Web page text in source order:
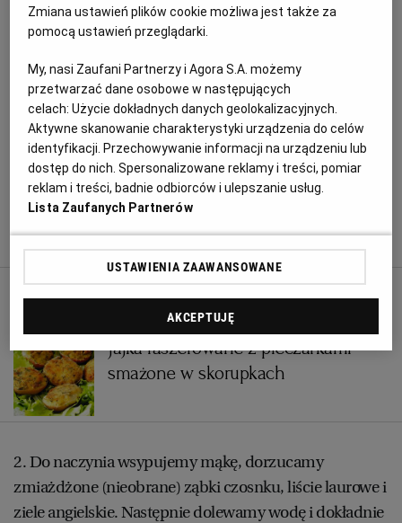
RYBNIK
RZESZÓW
SOSNOWIEC
SZCZECIN
TORUŃ
TRÓJMIASTO
WAŁBRZYCH
ZAKOPANE
FORUM
500-700 ml przegotowanej, letniej wody
Zakwas na żurek – przygotowanie krok po
kroku:
1. Naczynie na zakwas – kamionkę, słój lub butelkę –
CZYTAJ TAKŻE:
Jajka faszerowane z pieczarkami
smażone w skorupkach
2. Do naczynia wsypujemy mąkę, dorzucamy
zmiażdżone (nieobrane) ząbki czosnku, liście laurowe i
ziele angielskie. Następnie dolewamy wodę i dokładnie
Zmiana ustawień plików cookie możliwa jest także za
pomocą ustawień przeglądarki.
My, nasi Zaufani Partnerzy i Agora S.A. możemy
przetwarzać dane osobowe w następujących
celach:Użycie dokładnych danych geolokalizacyjnych.
Aktywne skanowanie charakterystyki urządzenia do celów
identyfikacji. Przechowywanie informacji na urządzeniu lub
dostęp do nich. Spersonalizowane reklamy i treści, pomiar
reklam i treści, badnie odbiorców i ulepszanie usług.
Lista Zaufanych Partnerów
USTAWIENIA ZAAWANSOWANE
AKCEPTUJĘ